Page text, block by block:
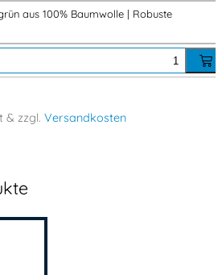
Schrittlänge
& Industrie
aus 100% Baumwolle | Robuste
& zzgl. Versandkosten